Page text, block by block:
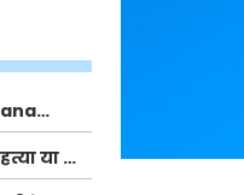
Viral
या कोई बड़ा राज?